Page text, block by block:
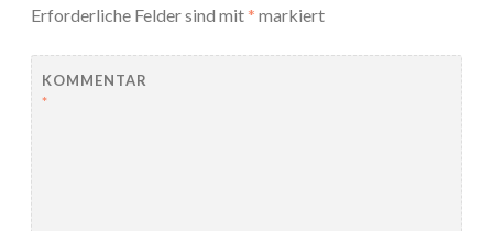
Erforderliche Felder sind mit* markiert
KOMMENTAR
*